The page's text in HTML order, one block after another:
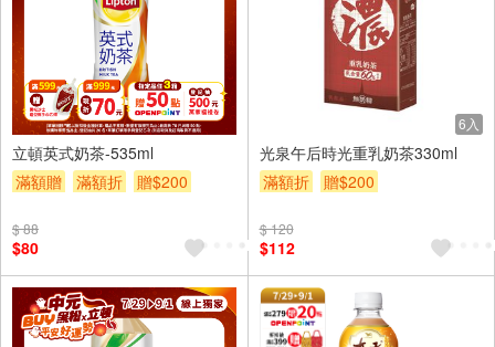
4入
立頓英式奶茶-535ml
滿額贈
滿額折 贈$200
$ 88
$80
6入
光泉午后時光重乳奶茶330ml
滿額折
贈$200
$ 120
$112